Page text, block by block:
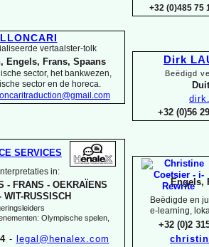
+32 (0)485 75
Dirk
Beëdigd
+32 (0)56
Engels,
Beëdigde en
e- learning,
+32 (0)2
vertaalster-tolk
Engels, Frans, Spaans
sector, het bankwezen,
sector en de horeca.
lloncaritraduction@gmail.com
SERVICES
in:
- FRANS - OEKRAÏENS
WIT-RUSSISCH
Olympische spelen,
- legal@henalex.com